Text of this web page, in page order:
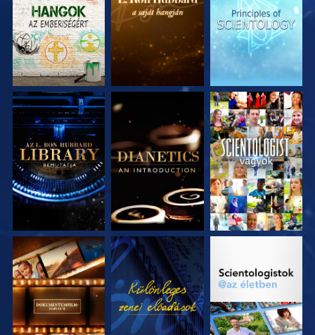
RÉSZEI
RÉSZEI
RÉSZEI
A SOROZAT
RÉSZEI
A SOROZAT
RÉSZEI
MŰSORNÉZÉS
A SOROZAT
RÉSZEI
MŰSORNÉZÉS
A SOROZAT